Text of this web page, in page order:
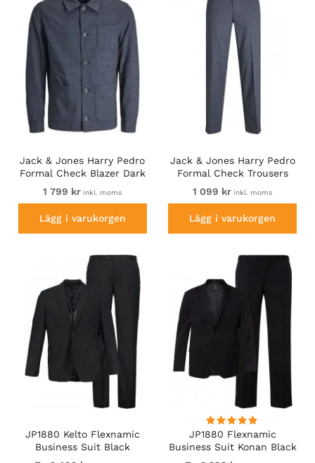
Jack & Jones Harry Pedro
Formal Check Blazer Dark
Navy
1 799 kr inkl. moms
Lägg i varukorgen
Jack & Jones Harry Pedro
Formal Check Trousers
Dark Navy
1 099 kr inkl. moms
Lägg i varukorgen
JP1880 Kelto Flexnamic
Business Suit Black
JP1880 Flexnamic
Business Suit Konan Black